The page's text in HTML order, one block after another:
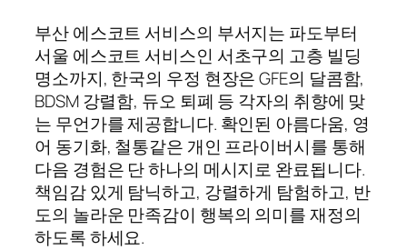
부산 에스코트 서비스의 부서지는 파도부터
서울 에스코트 서비스인 서초구의 고층 빌딩
명소까지, 한국의 우정 현장은 GFE의 달콤함,
BDSM 강렬함, 듀오 퇴폐 등 각자의 취향에 맞
는 무언가를 제공합니다. 확인된 아름다움, 영
어 동기화, 철통같은 개인 프라이버시를 통해
다음 경험은 단 하나의 메시지로 완료됩니다.
책임감 있게 탐닉하고, 강렬하게 탐험하고, 반
도의 놀라운 만족감이 행복의 의미를 재정의
하도록 하세요.